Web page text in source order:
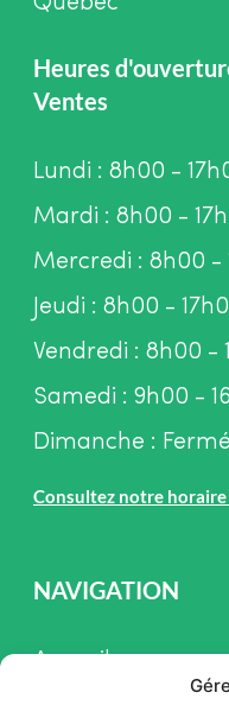
Heures
Ventes
Lundi : 8h00 -
Mardi : 8h00 -
Mercredi : 8h00 -
Jeudi : 8h00 -
Vendredi : 8h00 -
Samedi : 9h00 -
Dimanche : Fermé
Consultez notre
NAVIGATION
Accueil